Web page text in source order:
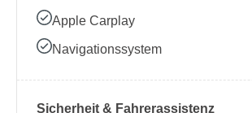
Apple Carplay
Navigationssystem
Sicherheit & Fahrerassistenz